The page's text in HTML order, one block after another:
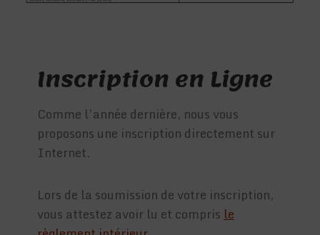
Inscription en Ligne
Comme l’année dernière, nous vous
proposons une inscription directement sur
Internet.
Lors de la soumission de votre inscription,
vous attestez avoir lu et compris le